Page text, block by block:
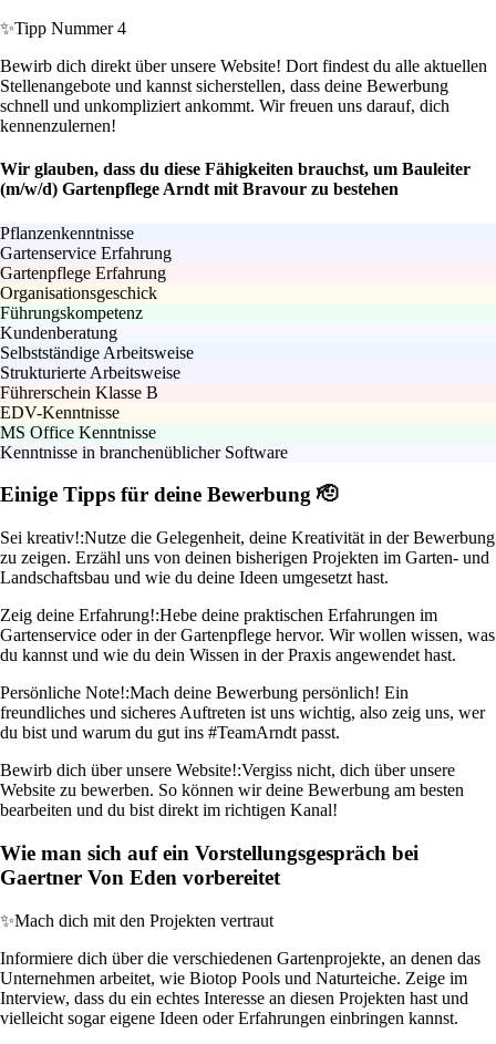
✨Tipp Nummer 4
Bewirb dich direkt über unsere Website! Dort findest du alle aktuellen
Stellenangebote und kannst sicherstellen, dass deine Bewerbung
schnell und unkompliziert ankommt. Wir freuen uns darauf, dich
kennenzulernen!
Wir glauben, dass du diese Fähigkeiten brauchst, um Bauleiter
(m/w/d) Gartenpflege Arndt mit Bravour zu bestehen
Pflanzenkenntnisse
Gartenservice Erfahrung
Gartenpflege Erfahrung
Organisationsgeschick
Führungskompetenz
Kundenberatung
Selbstständige Arbeitsweise
Strukturierte Arbeitsweise
Führerschein Klasse B
EDV-Kenntnisse
MS Office Kenntnisse
Kenntnisse in branchenüblicher Software
Einige Tipps für deine Bewerbung 🫡
Sei kreativ!:Nutze die Gelegenheit, deine Kreativität in der Bewerbung
zu zeigen. Erzähl uns von deinen bisherigen Projekten im Garten- und
Landschaftsbau und wie du deine Ideen umgesetzt hast.
Zeig deine Erfahrung!:Hebe deine praktischen Erfahrungen im
Gartenservice oder in der Gartenpflege hervor. Wir wollen wissen, was
du kannst und wie du dein Wissen in der Praxis angewendet hast.
Persönliche Note!:Mach deine Bewerbung persönlich! Ein
freundliches und sicheres Auftreten ist uns wichtig, also zeig uns, wer
du bist und warum du gut ins #TeamArndt passt.
Bewirb dich über unsere Website!:Vergiss nicht, dich über unsere
Website zu bewerben. So können wir deine Bewerbung am besten
bearbeiten und du bist direkt im richtigen Kanal!
Wie man sich auf ein Vorstellungsgespräch bei
Gaertner Von Eden vorbereitet
✨Mach dich mit den Projekten vertraut
Informiere dich über die verschiedenen Gartenprojekte, an denen das
Unternehmen arbeitet, wie Biotop Pools und Naturteiche. Zeige im
Interview, dass du ein echtes Interesse an diesen Projekten hast und
vielleicht sogar eigene Ideen oder Erfahrungen einbringen kannst.